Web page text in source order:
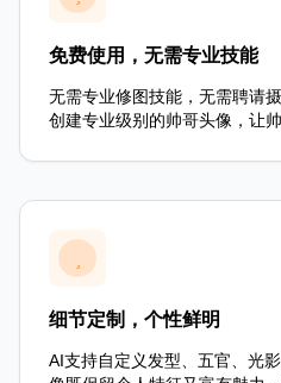
免费使用，无需专业技能
无需专业修图技能，无需聘请
创建专业级别的帅哥头像，让
细节定制，个性鲜明
AI支持自定义发型、五官、光